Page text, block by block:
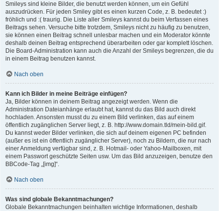
Smileys sind kleine Bilder, die benutzt werden können, um ein Gefühl
auszudrücken. Für jeden Smiley gibt es einen kurzen Code, z. B. bedeutet :)
fröhlich und :( traurig. Die Liste aller Smileys kannst du beim Verfassen eines
Beitrags sehen. Versuche bitte trotzdem, Smileys nicht zu häufig zu benutzen,
sie können einen Beitrag schnell unlesbar machen und ein Moderator könnte
deshalb deinen Beitrag entsprechend überarbeiten oder gar komplett löschen.
Die Board-Administration kann auch die Anzahl der Smileys begrenzen, die du
in einem Beitrag benutzen kannst.
Nach oben
Kann ich Bilder in meine Beiträge einfügen?
Ja, Bilder können in deinem Beitrag angezeigt werden. Wenn die
Administration Dateianhänge erlaubt hat, kannst du das Bild auch direkt
hochladen. Ansonsten musst du zu einem Bild verlinken, das auf einem
öffentlich zugänglichen Server liegt, z. B. http://www.domain.tld/mein-bild.gif.
Du kannst weder Bilder verlinken, die sich auf deinem eigenen PC befinden
(außer es ist ein öffentlich zugänglicher Server), noch zu Bildern, die nur nach
einer Anmeldung verfügbar sind, z. B. Hotmail- oder Yahoo-Mailboxen, mit
einem Passwort geschützte Seiten usw. Um das Bild anzuzeigen, benutze den
BBCode-Tag „[img]“.
Nach oben
Was sind globale Bekanntmachungen?
Globale Bekanntmachungen beinhalten wichtige Informationen, deshalb